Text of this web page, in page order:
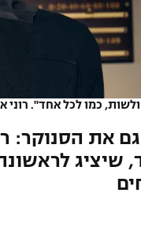
כמו לכל אחד". רוני
את הסנוקר: